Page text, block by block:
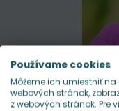
Používame cookies
Môžeme ich umiestniť
webových stránok,
z webových stránok.